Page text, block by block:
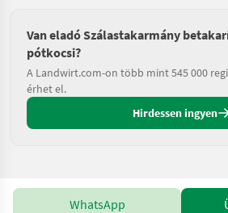
Van eladó Szálastakarmány
pótkocsi?
A Landwirt.com-on több mint 545 000
érhet el.
Hirdessen ingyen
WhatsApp